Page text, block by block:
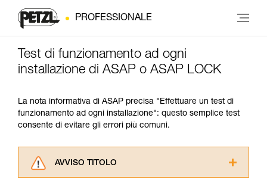
PROFESSIONALE
Test di funzionamento ad ogni
installazione di ASAP o ASAP LOCK
La nota informativa di ASAP precisa "Effettuare un test di
funzionamento ad ogni installazione": questo semplice test
consente di evitare gli errori più comuni.
AVVISO TITOLO